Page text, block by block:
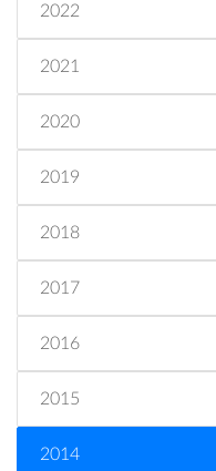
2022
2021
2020
2019
2018
2017
2016
2015
2014